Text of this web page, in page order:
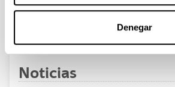
Denegar
Páginas intermedias
PáginaPágina
10 11
Noticias